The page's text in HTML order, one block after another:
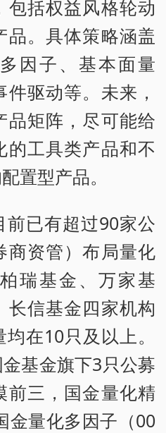
包括权益风格轮动
品。具体策略涵盖
因子、基本面量
驱动等。未来，
品矩阵，尽可能给
的工具类产品和不
置型产品。
已有超过90家公
商资管）布局量化
瑞基金、万家基
长信基金四家机构
在10只及以上。
基金旗下3只公募
前三，国金量化精
金量化多因子（00